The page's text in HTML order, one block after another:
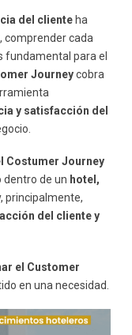
Journey en
en un hotel
Journey
Journey
hoteles
del cliente ha
comprender cada
fundamental para el
Journeycobra
y satisfacción del
Costumer Journey
de un hotel,
principalmente,
del cliente y
el Customer
en una necesidad.